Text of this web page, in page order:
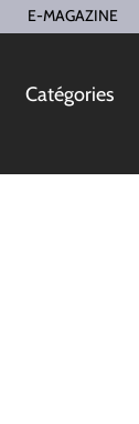
E-MAGAZINE
Catégories